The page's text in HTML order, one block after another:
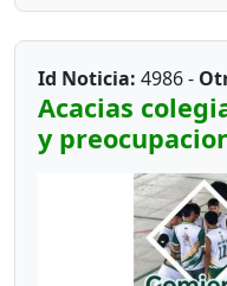
Proliga, dijo
respaldo del ente
un golpe de estado
En consecuencia
semana podría a ver
administración,
Roncancio, quien
Id Noticia: 4986 -
Acacias
y